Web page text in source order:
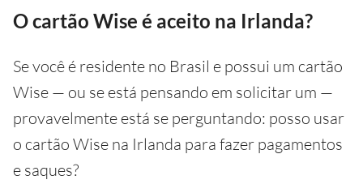
O cartão Wise é aceito na Irlanda?
Se você é residente no Brasil e possui um cartão
Wise — ou se está pensando em solicitar um —
provavelmente está se perguntando: posso usar
o cartão Wise na Irlanda para fazer pagamentos
e saques?